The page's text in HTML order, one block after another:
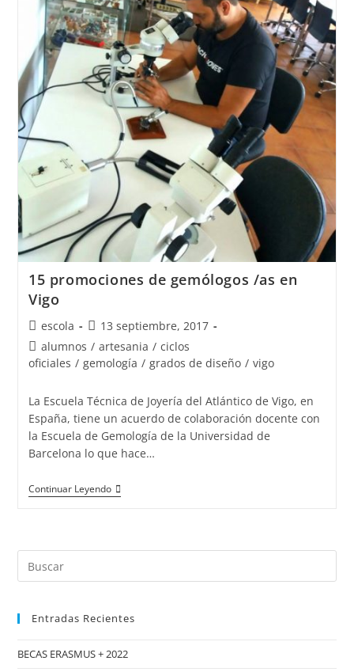
del
Atlántico
en
República
Dominicana
15 promociones de gemólogos /as en
Vigo
Autor
de
la
escola
Publicación
de
la
entrada:
13 septiembre, 2017
Categoría
de
entrada:
alumnos / artesania / ciclos
oficiales / gemología / grados de diseño / vigo
La Escuela Técnica de Joyería del Atlántico de Vigo, en
España, tiene un acuerdo de colaboración docente con
la Escuela de Gemología de la Universidad de
Barcelona lo que hace…
Continuar Leyendo
15
gemólogos
en
Buscar:
Entradas Recientes
BECAS ERASMUS + 2022